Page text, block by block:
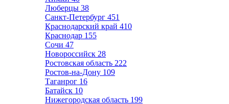
Люберцы 38
Санкт-Петербург 451
Краснодарский край 410
Краснодар 155
Сочи 47
Новороссийск 28
Ростовская область 222
Ростов-на-Дону 109
Таганрог 16
Батайск 10
Нижегородская область 199